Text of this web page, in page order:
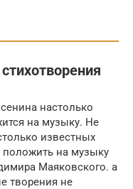
настолько
на музыку. Не
известных
положить на музыку
Маяковского. а
творения не